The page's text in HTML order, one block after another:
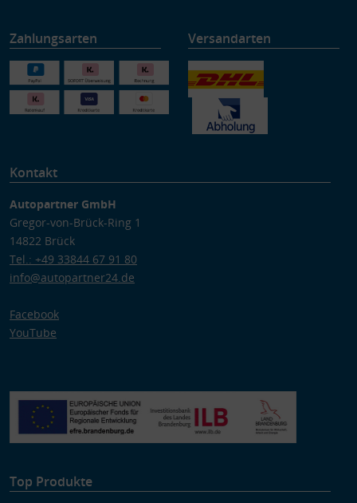
Zahlungsarten Versandarten
Kontakt
Autopartner GmbH
Gregor-von-Brück-Ring 1
14822 Brück
Tel.: +49 33844 67 91 80
info@autopartner24.de
Facebook
YouTube
Top Produkte